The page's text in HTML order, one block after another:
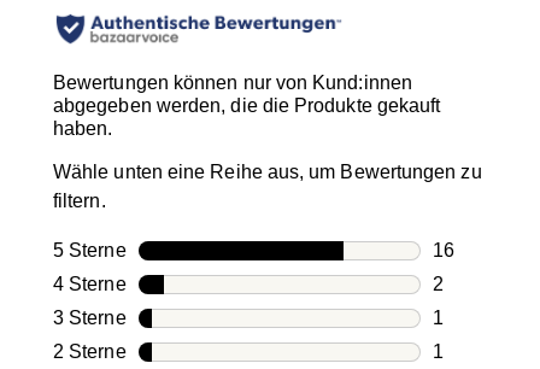
Bewertungen können nur von Kund:innen
abgegeben werden, die die Produkte gekauft
haben.
Wähle unten eine Reihe aus, um Bewertungen zu
filtern.
5 SterneSterne
16
16
4 SterneSterne
2
2
3 SterneSterne
1
1
2 SterneSterne
1